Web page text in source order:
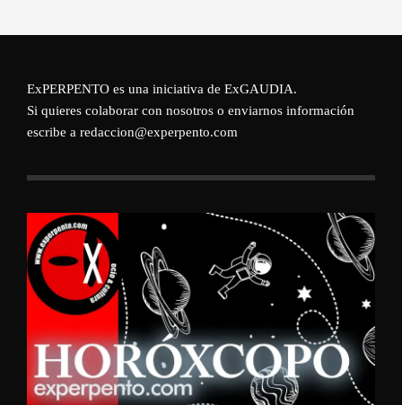
ExPERPENTO es una iniciativa de ExGAUDIA.
Si quieres colaborar con nosotros o enviarnos información
escribe a redaccion@experpento.com